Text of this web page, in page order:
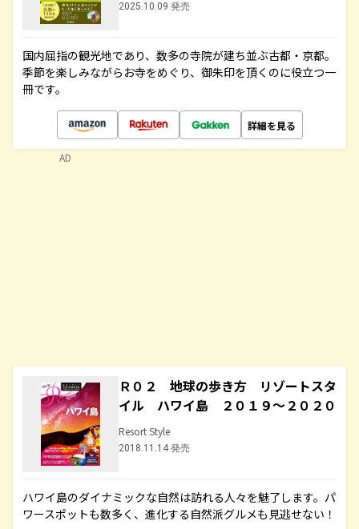
2025.10.09 発売
国内屈指の観光地であり、数多の寺院が建ち並ぶ古都・京都。
季節を楽しみながらお寺をめぐり、御朱印を頂くのに役立つ一
冊です。
詳細を見る
Ｒ０２ 地球の歩き方 リゾートスタ
イル ハワイ島 ２０１９～２０２０
Resort Style
2018.11.14 発売
ハワイ島のダイナミックな自然は訪れる人々を魅了します。パ
ワースポットも数多く、進化する自然派グルメも見逃せない！
AD